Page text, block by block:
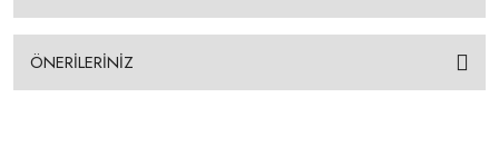
ÖNERİLERİNİZ